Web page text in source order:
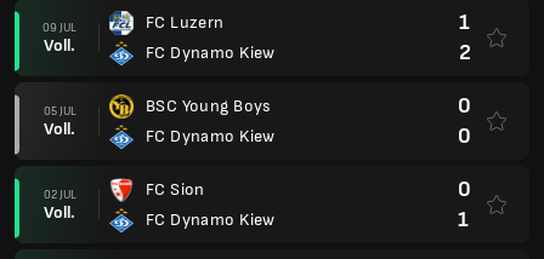
09 JUL
Voll.
FC Luzern
FC Dynamo Kiew
1
2
05 JUL
Voll.
BSC Young Boys
FC Dynamo Kiew
0
0
02 JUL
Voll.
FC Sion
FC Dynamo Kiew
0
1